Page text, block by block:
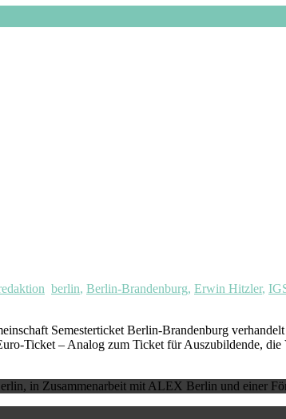
berlin, Berlin-Brandenburg, Erwin Hitzler,
Semesterticket Berlin-Brandenburg
Ticket – Analog zum Ticket für Auszubildende,
in Zusammenarbeit mit ALEX Berlin und einer